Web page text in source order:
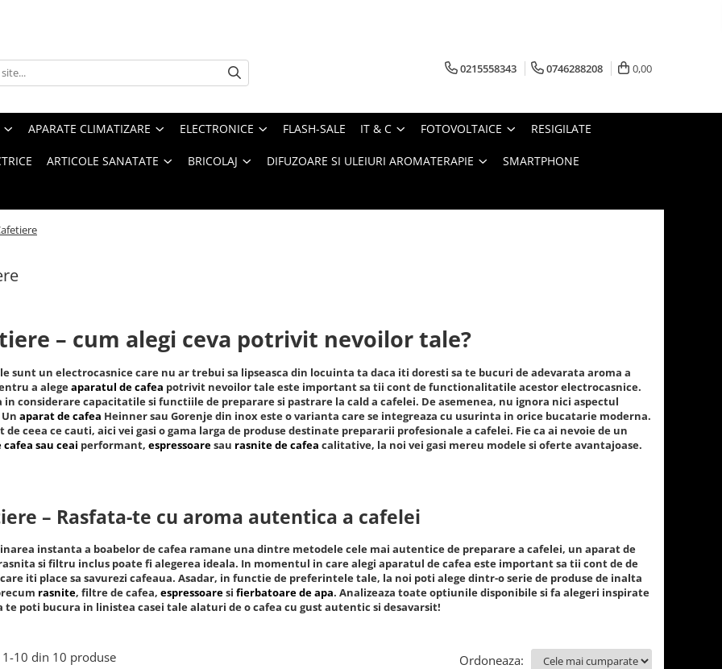
0215558343 0746288208 0,00
APARATE CLIMATIZARE ELECTRONICE FLASH-SALE IT & C FOTOVOLTAICE RESIGILATE
ARTICOLE SANATATE BRICOLAJ DIFUZOARE SI ULEIURI AROMATERAPIE SMARTPHONE
– cum alegi ceva potrivit nevoilor tale?
sunt un electrocasnice care nu ar trebui sa lipseasca din locuinta ta daca iti doresti sa te bucuri de adevarata aroma a
a alegeaparatul de cafea potrivit nevoilor tale este important sa tii cont de functionalitatile acestor electrocasnice.
in considerare capacitatile si functiile de preparare si pastrare la cald a cafelei. De asemenea, nu ignora nici aspectul
aparat de cafea Heinner sau Gorenje din inox este o varianta care se integreaza cu usurinta in orice bucatarie moderna.
de ceea ce cauti, aici vei gasi o gama larga de produse destinate prepararii profesionale a cafelei. Fie ca ai nevoie de un
sau ceai performant, espressoaresau rasnite de cafea calitative, la noi vei gasi mereu modele si oferte avantajoase.
– Rasfata-te cu aroma autentica a cafelei
instanta a boabelor de cafea ramane una dintre metodele cele mai autentice de preparare a cafelei, un aparat de
si filtru inclus poate fi alegerea ideala. In momentul in care alegi aparatul de cafea este important sa tii cont de de
iti place sa savurezi cafeaua. Asadar, in functie de preferintele tale, la noi poti alege dintr-o serie de produse de inalta
rasnite, filtre de cafea, espressoaresi fierbatoare de apa. Analizeaza toate optiunile disponibile si fa alegeri inspirate
te poti bucura in linistea casei tale alaturi de o cafea cu gust autentic si desavarsit!
1-10 din 10 produse Ordoneaza: